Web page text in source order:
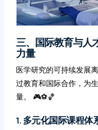
三、国际教育与人
力量
医学研究的可持续发展
过教育和国际合作，为
量。 🎮⚽️🏀
1. 多元化国际课程体